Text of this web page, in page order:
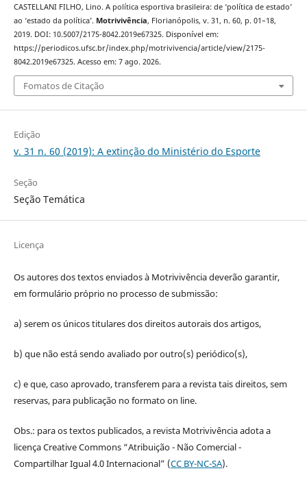
CASTELLANI FILHO, Lino. A política esportiva brasileira: de ‘política de estado’
ao ‘estado da política’. Motrivivência, Florianópolis, v. 31, n. 60, p. 01–18,
2019. DOI: 10.5007/2175-8042.2019e67325. Disponível em:
https://periodicos.ufsc.br/index.php/motrivivencia/article/view/2175-
8042.2019e67325. Acesso em: 7 ago. 2026.
Fomatos de Citação
Edição
v. 31 n. 60 (2019): A extinção do Ministério do Esporte
Seção
Seção Temática
Licença
Os autores dos textos enviados à Motrivivência deverão garantir,
em formulário próprio no processo de submissão:
a) serem os únicos titulares dos direitos autorais dos artigos,
b) que não está sendo avaliado por outro(s) periódico(s),
c) e que, caso aprovado, transferem para a revista tais direitos, sem
reservas, para publicação no formato on line.
Obs.: para os textos publicados, a revista Motrivivência adota a
licença Creative Commons “Atribuição - Não Comercial -
Compartilhar Igual 4.0 Internacional” (CC BY-NC-SA).